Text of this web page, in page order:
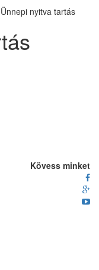
Ünnepi nyitva tartás
Kövess minket